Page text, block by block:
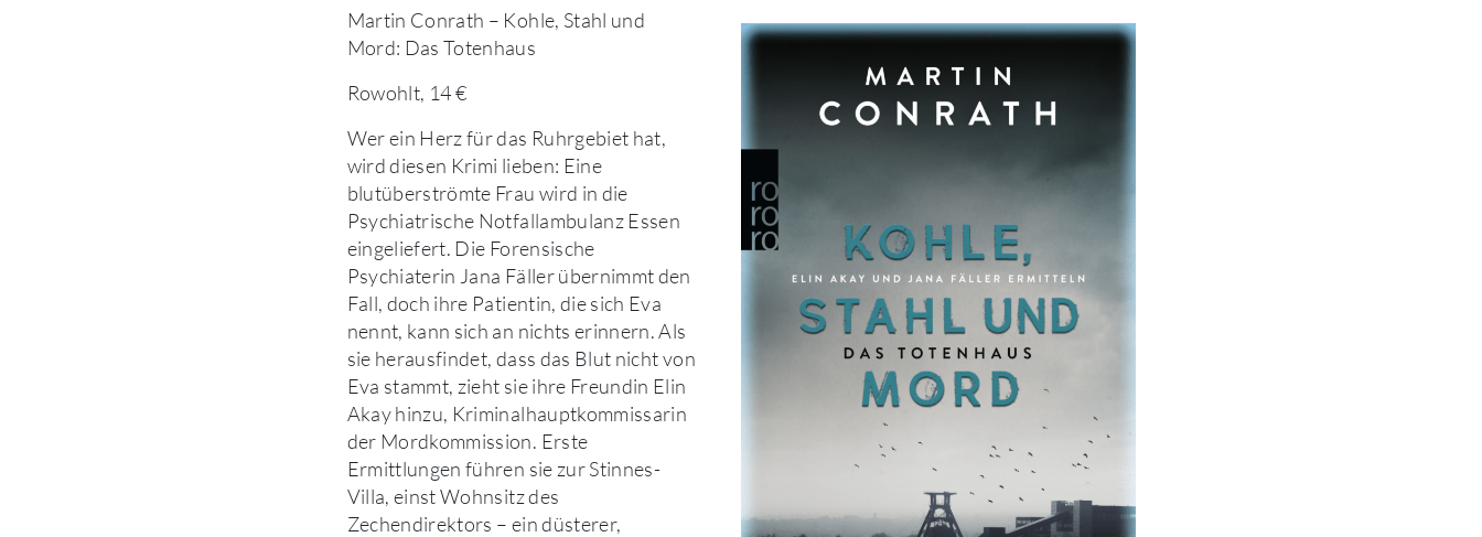
Martin Conrath – Kohle, Stahl und
Mord: Das Totenhaus
Rowohlt, 14 €
Wer ein Herz für das Ruhrgebiet hat,
wird diesen Krimi lieben: Eine
blutüberströmte Frau wird in die
Psychiatrische Notfallambulanz Essen
eingeliefert. Die Forensische
Psychiaterin Jana Fäller übernimmt den
Fall, doch ihre Patientin, die sich Eva
nennt, kann sich an nichts erinnern. Als
sie herausfindet, dass das Blut nicht von
Eva stammt, zieht sie ihre Freundin Elin
Akay hinzu, Kriminalhauptkommissarin
der Mordkommission. Erste
Ermittlungen führen sie zur Stinnes-
Villa, einst Wohnsitz des
Zechendirektors – ein düsterer,